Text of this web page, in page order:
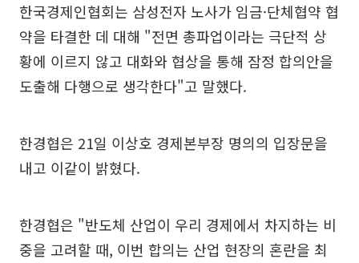
한국경제인협회는 삼성전자 노사가 임금·단체협약 협
약을 타결한 데 대해 "전면 총파업이라는 극단적 상
황에 이르지 않고 대화와 협상을 통해 잠정 합의안을
도출해 다행으로 생각한다"고 말했다.
한경협은 21일 이상호 경제본부장 명의의 입장문을
내고 이같이 밝혔다.
한경협은 "반도체 산업이 우리 경제에서 차지하는 비
중을 고려할 때, 이번 합의는 산업 현장의 혼란을 최